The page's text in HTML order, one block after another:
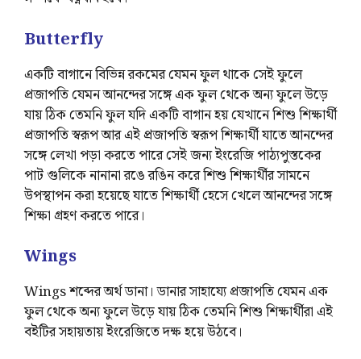
Butterfly
একটি বাগানে বিভিন্ন রকমের যেমন ফুল থাকে সেই ফুলে
প্রজাপতি যেমন আনন্দের সঙ্গে এক ফুল থেকে অন্য ফুলে উড়ে
যায় ঠিক তেমনি ফুল যদি একটি বাগান হয় যেখানে শিশু শিক্ষার্থী
প্রজাপতি স্বরূপ আর এই প্রজাপতি স্বরূপ শিক্ষার্থী যাতে আনন্দের
সঙ্গে লেখা পড়া করতে পারে সেই জন্য ইংরেজি পাঠ্যপুস্তকের
পাট গুলিকে নানানা রঙে রঙিন করে শিশু শিক্ষার্থীর সামনে
উপস্থাপন করা হয়েছে যাতে শিক্ষার্থী হেসে খেলে আনন্দের সঙ্গে
শিক্ষা গ্রহণ করতে পারে।
Wings
Wings শব্দের অর্থ ডানা। ডানার সাহায্যে প্রজাপতি যেমন এক
ফুল থেকে অন্য ফুলে উড়ে যায় ঠিক তেমনি শিশু শিক্ষার্থীরা এই
বইটির সহায়তায় ইংরেজিতে দক্ষ হয়ে উঠবে।